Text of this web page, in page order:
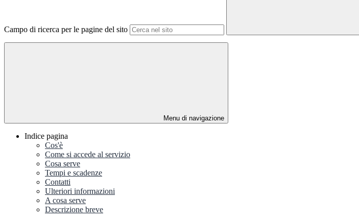
Campo di ricerca per le pagine del sito
Menu di navigazione
Indice pagina
Cos'è
Come si accede al servizio
Cosa serve
Tempi e scadenze
Contatti
Ulteriori informazioni
A cosa serve
Descrizione breve